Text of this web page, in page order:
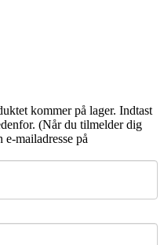
kommer på lager. Indtast
(Når du tilmelder dig
mailadresse på